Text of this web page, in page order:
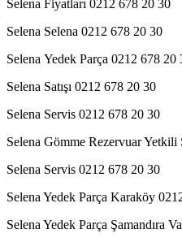
Selena Fiyatları 0212 678 20 30
Selena Selena 0212 678 20 30
Selena Yedek Parça 0212 678 20
Selena Satışı 0212 678 20 30
Selena Servis 0212 678 20 30
Selena Gömme Rezervuar
Selena Servis 0212 678 20 30
Selena Yedek Parça Karaköy
Selena Yedek Parça Şamandıra